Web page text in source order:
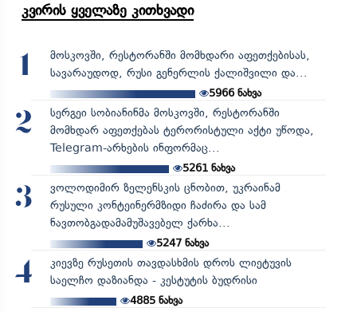
კვირის ყველაზე კითხვადი
1
მოსკოვში, რესტორანში მომხდარი აფეთქებისას,
სავარაუდოდ, რუსი გენერლის ქალიშვილი და...
5966ნახვა
2
სერგეი სობიანინმა მოსკოვში, რესტორანში
მომხდარ აფეთქებას ტერორისტული აქტი უწოდა,
Telegram-არხების ინფორმაც...
5261ნახვა
3
ვოლოდიმირ ზელენსკის ცნობით, უკრაინამ
რუსული კონტეინერმზიდი ჩაძირა და სამ
ნავთობგადამამუშავებელ ქარხა...
5247ნახვა
4
კიევზე რუსეთის თავდასხმის დროს ლიეტუვის
საელჩო დაზიანდა - კესტუტის ბუდრისი
4885ნახვა